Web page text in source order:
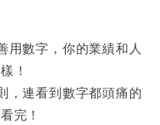
用數字，你的業績和人
！
，連看到數字都頭痛的
完！